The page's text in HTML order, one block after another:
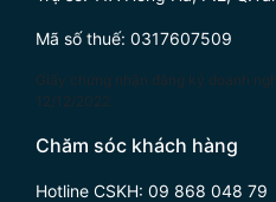
Mã số thuế: 0317607509
Giấy chứng nhận đăng ký doanh
12/12/2022.
Chăm sóc khách hàng
Hotline CSKH: 09 868 048 79